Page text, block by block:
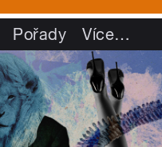
Pořady Více…